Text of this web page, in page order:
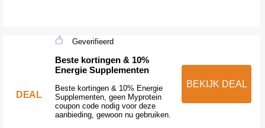
DEAL
Geverifieerd
Beste kortingen & 10%
Energie Supplementen
Beste kortingen & 10% Energie
Supplementen, geen Myprotein
coupon code nodig voor deze
aanbieding, gewoon nu gebruiken.
BEKIJK DEAL